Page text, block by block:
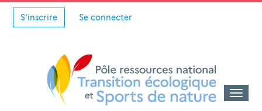
S'inscrire Se connecter
Toggle